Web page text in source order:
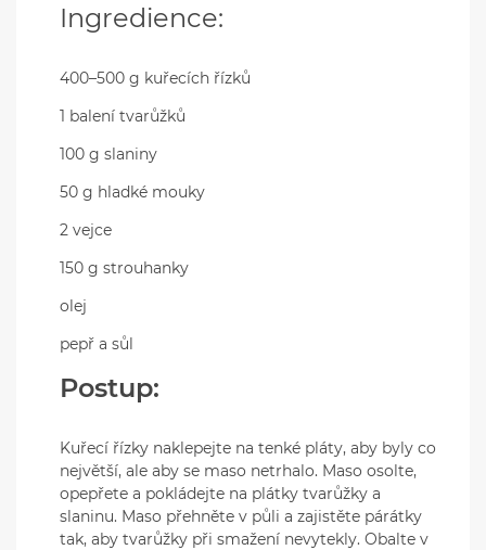
Ingredience:
400–500 g kuřecích řízků
1 balení tvarůžků
100 g slaniny
50 g hladké mouky
2 vejce
150 g strouhanky
olej
pepř a sůl
Postup:
Kuřecí řízky naklepejte na tenké pláty, aby byly co
největší, ale aby se maso netrhalo. Maso osolte,
opepřete a pokládejte na plátky tvarůžky a
slaninu. Maso přehněte v půli a zajistěte párátky
tak, aby tvarůžky při smažení nevytekly. Obalte v